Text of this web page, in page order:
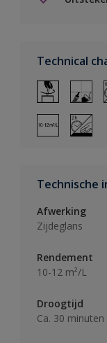
Technical
Technische
Afwerking
Zijdeglans
Rendement
10-12 m²/L
Droogtijd
Ca. 30 minuten